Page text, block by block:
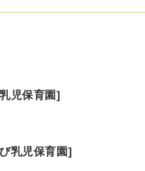
児保育園]
乳児保育園]